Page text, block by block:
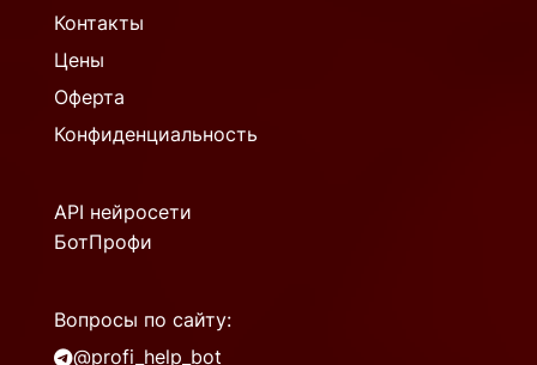
Контакты
Цены
Оферта
Конфиденциальность
API нейросети
БотПрофи
Вопросы по сайту:
@profi_help_bot